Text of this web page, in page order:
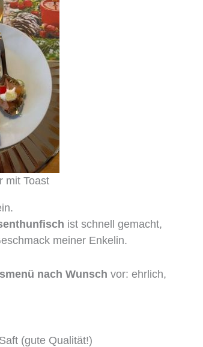
mit Toast
ist schnell gemacht,
meiner Enkelin.
nach Wunsch vor: ehrlich,
(gute Qualität!)